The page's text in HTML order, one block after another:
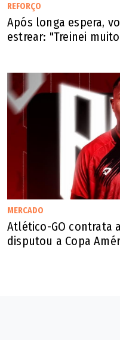
REFORÇO
Após longa espera,
estrear: "Treinei
MERCADO
Atlético-GO contrata
disputou a Copa